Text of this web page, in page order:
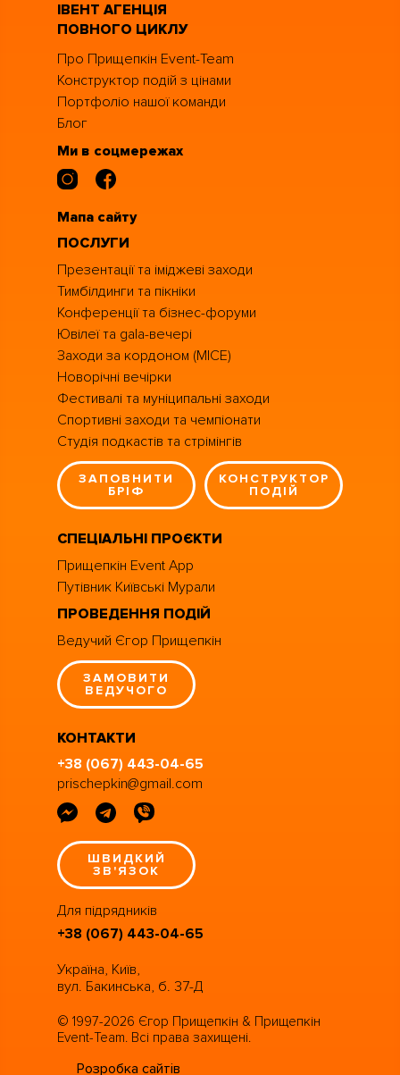
ІВЕНТ АГЕНЦІЯ
ПОВНОГО ЦИКЛУ
Про Прищепкін Event-Team
Конструктор подій з цінами
Портфоліо нашої команди
Блог
Ми в соцмережах
Мапа сайту
ПОСЛУГИ
Презентації та іміджеві заходи
Тимбілдинги та пікніки
Конференції та бізнес-форуми
Ювілеї та gala-вечері
Заходи за кордоном (MICE)
Новорічні вечірки
Фестивалі та муніципальні заходи
Спортивні заходи та чемпіонати
Студія подкастів та стрімінгів
ЗАПОВНИТИ
БРІФ
КОНСТРУКТОР
ПОДІЙ
СПЕЦІАЛЬНІ ПРОЄКТИ
Прищепкін Event App
Путівник Київські Мурали
ПРОВЕДЕННЯ ПОДІЙ
Ведучий Єгор Прищепкін
ЗАМОВИТИ
ВЕДУЧОГО
КОНТАКТИ
+38 (067) 443-04-65
prischepkin@gmail.com
ШВИДКИЙ
ЗВ'ЯЗОК
Для підрядників
+38 (067) 443-04-65
Україна, Київ,
вул. Бакинська, б. 37-Д
© 1997-2026 Єгор Прищепкін & Прищепкін
Event-Team. Всі права захищені.
Розробка сайтів